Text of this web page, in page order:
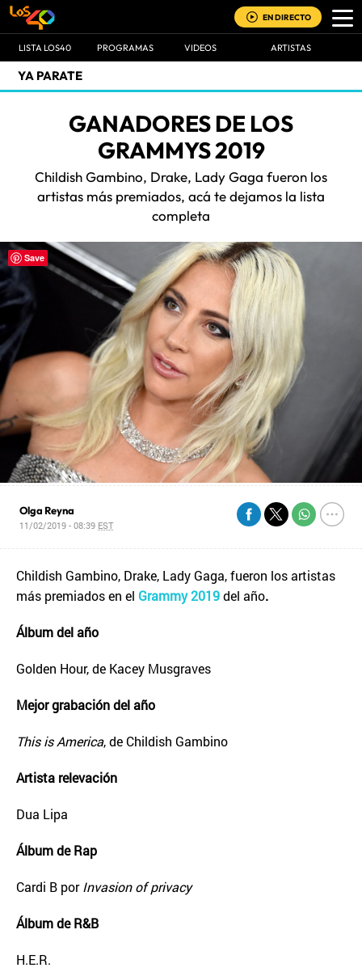
EN DIRECTO
LISTA LOS40 PROGRAMAS VIDEOS ARTISTAS
YA PARATE
GANADORES DE LOS
GRAMMYS 2019
Childish Gambino, Drake, Lady Gaga fueron los
artistas más premiados, acá te dejamos la lista
completa
Olga Reyna
11/02/2019 - 08:39 EST
Childish Gambino, Drake, Lady Gaga, fueron los artistas
más premiados en el Grammy 2019del año.
Álbum del año
Golden Hour, de Kacey Musgraves
Mejor grabación del año
This is America, de Childish Gambino
Artista relevación
Dua Lipa
Álbum de Rap
Cardi B porInvasion of privacy
Álbum de R&B
H.E.R.
Save